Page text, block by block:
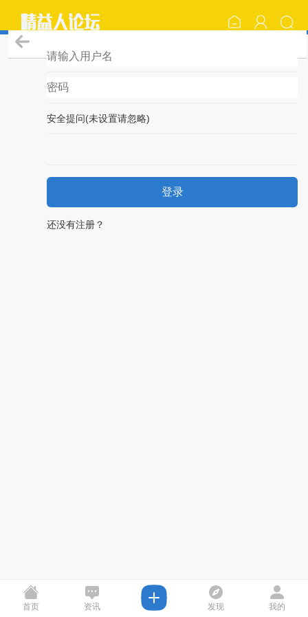
安全提问(未设置请忽略)
登录
还没有注册？
首页 资讯 发现 我的